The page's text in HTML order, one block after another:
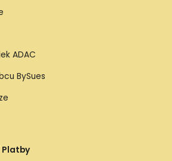
ADAC
BySues
Platby